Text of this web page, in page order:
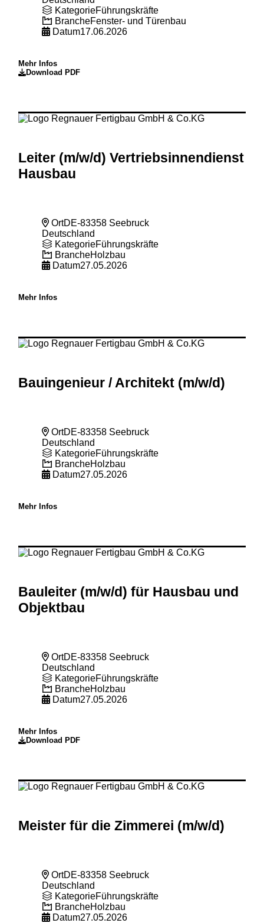
KategorieFührungskräfte
BrancheFenster- und Türenbau
Datum17.06.2026
Mehr Infos
Download PDF
Leiter (m/w/d) Vertriebsinnendienst
Hausbau
OrtDE-83358 Seebruck
Deutschland
KategorieFührungskräfte
BrancheHolzbau
Datum27.05.2026
Mehr Infos
Bauingenieur/ Architekt (m/w/d)
OrtDE-83358 Seebruck
Deutschland
KategorieFührungskräfte
BrancheHolzbau
Datum27.05.2026
Mehr Infos
Bauleiter (m/w/d) für Hausbau und
Objektbau
OrtDE-83358 Seebruck
Deutschland
KategorieFührungskräfte
BrancheHolzbau
Datum27.05.2026
Mehr Infos
Download PDF
Meister für die Zimmerei (m/w/d)
OrtDE-83358 Seebruck
Deutschland
KategorieFührungskräfte
BrancheHolzbau
Datum27.05.2026